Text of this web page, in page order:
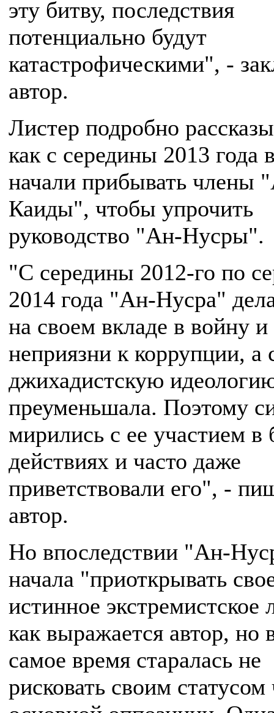
эту битву, последствия
потенциально будут
катастрофическими", -
автор.
Листер подробно
как с середины 2013
начали прибывать члены
Каиды", чтобы упрочить
руководство "Ан-Нусры".
"С середины 2012-го по
2014 года "Ан-Нусра"
на своем вкладе в войну и
неприязни к коррупции, а
джихадистскую
преуменьшала. Поэтому
мирились с ее участием в
действиях и часто даже
приветствовали его", -
автор.
Но впоследствии "Ан-
начала "приоткрывать
истинное экстремистское
как выражается автор, но
самое время старалась не
рисковать своим статусом